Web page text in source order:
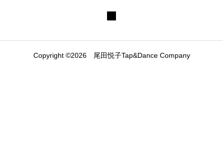
Copyright ©2026 尾田悦子Tap&Dance Company